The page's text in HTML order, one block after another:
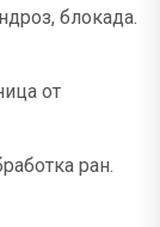
блокада.
от
ран.